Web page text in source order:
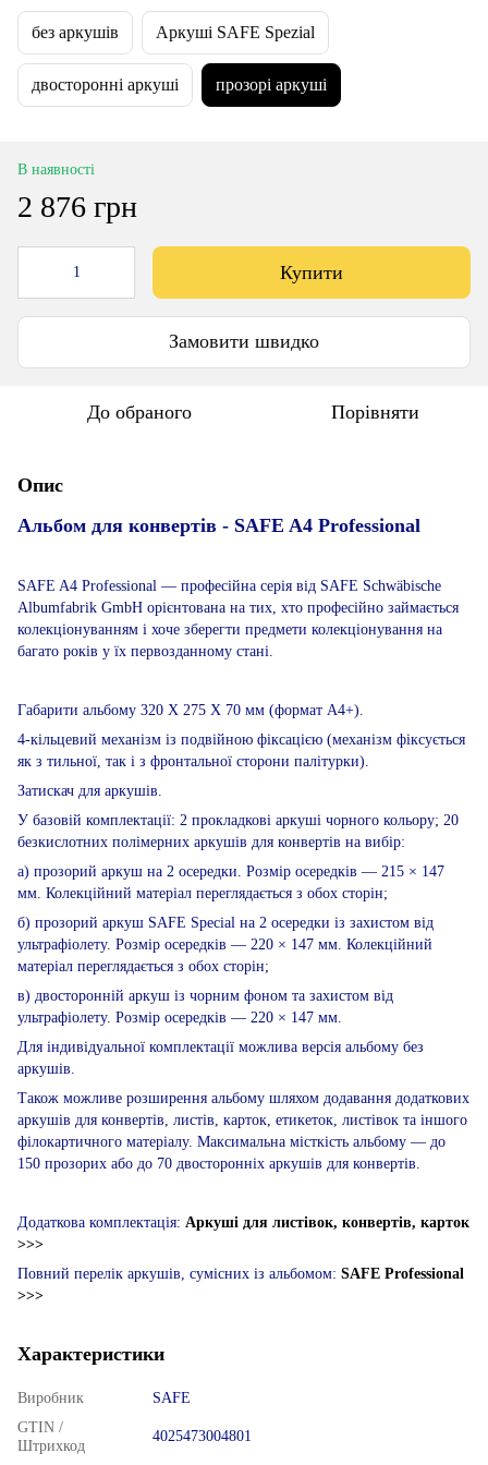
без аркушів Аркуші SAFE Spezial
двосторонні аркуші прозорі аркуші
В наявності
2 876 грн
Купити
Замовити швидко
До обраного Порівняти
Опис
Альбом для конвертів - SAFE A4 Professional
SAFE A4 Professional ― професійна серія від SAFE Schwäbische
Albumfabrik GmbH орієнтована на тих, хто професійно займається
колекціонуванням і хоче зберегти предмети колекціонування на
багато років у їх первозданному стані.
Габарити альбому 320 Х 275 Х 70 мм (формат А4+).
4-кільцевий механізм із подвійною фіксацією (механізм фіксується
як з тильної, так і з фронтальної сторони палітурки).
Затискач для аркушів.
У базовій комплектації: 2 прокладкові аркуші чорного кольору; 20
безкислотних полімерних аркушів для конвертів на вибір:
а) прозорий аркуш на 2 осередки. Розмір осередків — 215 × 147
мм. Колекційний матеріал переглядається з обох сторін;
б) прозорий аркуш SAFE Special на 2 осередки із захистом від
ультрафіолету. Розмір осередків — 220 × 147 мм. Колекційний
матеріал переглядається з обох сторін;
в) двосторонній аркуш із чорним фоном та захистом від
ультрафіолету. Розмір осередків — 220 × 147 мм.
Для індивідуальної комплектації можлива версія альбому без
аркушів.
Також можливе розширення альбому шляхом додавання додаткових
аркушів для конвертів, листів, карток, етикеток, листівок та іншого
філокартичного матеріалу. Максимальна місткість альбому — до
150 прозорих або до 70 двосторонніх аркушів для конвертів.
Додаткова комплектація: Аркуші для листівок, конвертів, карток
>>>
Повний перелік аркушів, сумісних із альбомом: SAFE Professional
>>>
Характеристики
Виробник
SAFE
GTIN /
Штрихкод
4025473004801